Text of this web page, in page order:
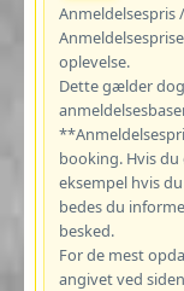
Anmeldelsespris
oplevelse.
Dette gælder
booking. Hvis
eksempel hvis
bedes du
besked.
For de mest
angivet ved